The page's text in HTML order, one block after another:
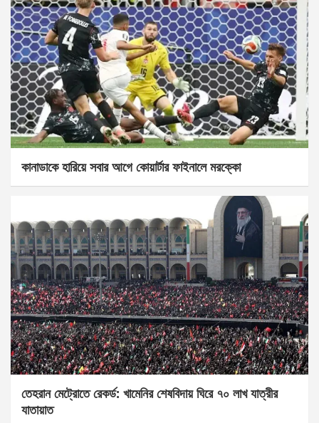
কানাডাকে হারিয়ে সবার আগে কোয়ার্টার ফাইনালে মরক্কো
তেহরান মেট্রোতে রেকর্ড: খামেনির শেষবিদায় ঘিরে ৭০ লাখ যাত্রীর
যাতায়াত